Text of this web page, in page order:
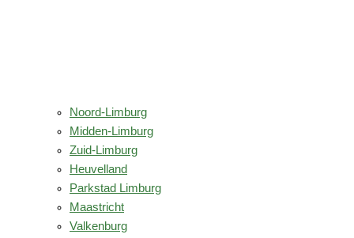
Noord-Limburg
Midden-Limburg
Zuid-Limburg
Heuvelland
Parkstad Limburg
Maastricht
Valkenburg